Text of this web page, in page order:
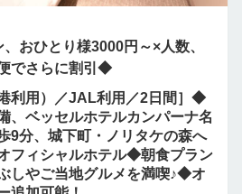
おひとり様3000円～×人数、
でさらに割引◆
利用）／JAL利用／2日間］◆
、ベッセルホテルカンパーナ名
9分、城下町・ノリタケの森へ
フィシャルホテル◆朝食プラン
しやご当地グルメを満喫♪◆オ